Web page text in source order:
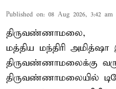
Published on: 08 Aug 2026, 3:42 am
திருவண்ணாமலை,
மத்திய மந்திரி அமித்ஷா
திருவண்ணாமலைக்கு
திருவண்ணாமலையில்